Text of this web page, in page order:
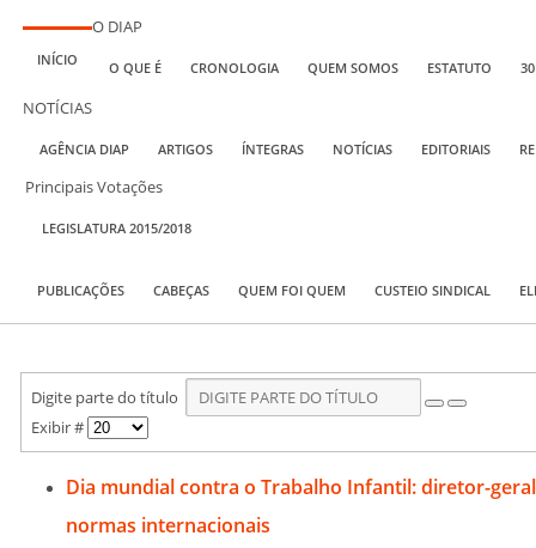
INÍCIO
O DIAP
O QUE É CRONOLOGIA QUEM SOMOS ESTATUTO
NOTÍCIAS
AGÊNCIA DIAP ARTIGOS ÍNTEGRAS NOTÍCIAS EDITORIAIS
Principais Votações
LEGISLATURA 2015/2018
PUBLICAÇÕES CABEÇAS QUEM FOI QUEM CUSTEIO SINDICAL
Digite parte do título
Exibir #
Dia mundial contra o Trabalho Infantil: diretor-
normas internacionais